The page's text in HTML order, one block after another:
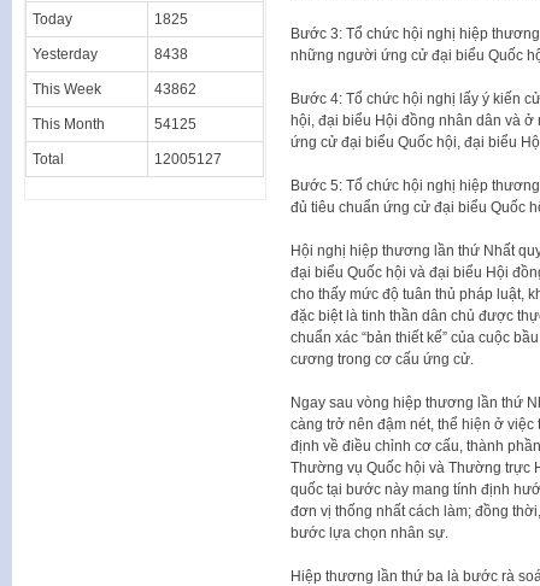
Bước 3: Tổ chức hội nghị hiệp
những người ứng cử đại biểu Quốc
Bước 4: Tổ chức hội nghị lấy ý kiến
hội, đại biểu Hội đồng nhân dân và
ứng cử đại biểu Quốc hội, đại biểu
Bước 5: Tổ chức hội nghị hiệp
đủ tiêu chuẩn ứng cử đại biểu Quốc
Hội nghị hiệp thương lần thứ Nhất
đại biểu Quốc hội và đại biểu Hội
cho thấy mức độ tuân thủ pháp luật,
đặc biệt là tinh thần dân chủ được
chuẩn xác “bản thiết kế” của cuộc
cương trong cơ cấu ứng cử.
Ngay sau vòng hiệp thương lần thứ
càng trở nên đậm nét, thể hiện ở
định về điều chỉnh cơ cấu, thành
Thường vụ Quốc hội và Thường trực
quốc tại bước này mang tính định
đơn vị thống nhất cách làm; đồng
bước lựa chọn nhân sự.
Hiệp thương lần thứ ba là bước rà
Today 1825
Yesterday 8438
This Week 43862
This Month 54125
Total 12005127